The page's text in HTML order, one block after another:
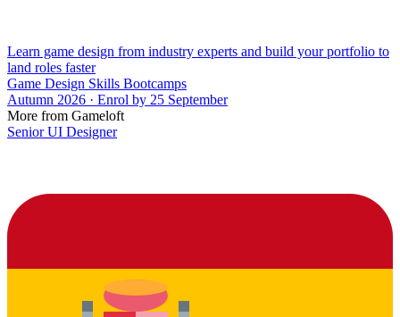
Learn game design from industry experts and build your portfolio to
land roles faster
Game Design Skills Bootcamps
Autumn 2026 · Enrol by 25 September
More from Gameloft
Senior UI Designer